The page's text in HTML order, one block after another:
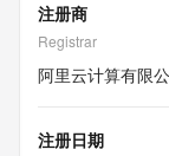
注册商
Registrar
阿里云计算有限
注册日期